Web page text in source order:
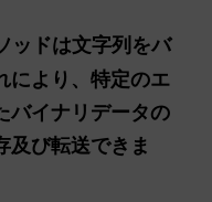
ッドは文字列をバ
により、特定のエ
バイナリデータの
及び転送できま